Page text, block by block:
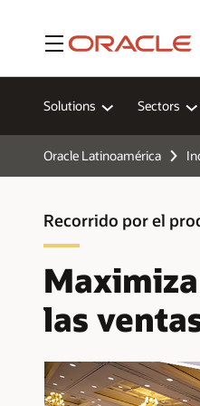
Menú
Solutions Sectors
Oracle Latinoamérica
Recorrido por el
las